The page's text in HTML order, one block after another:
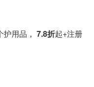
用品， 7.8折起+注册